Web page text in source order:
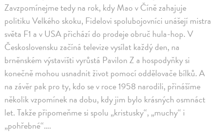
Zavzpomínejme tedy na rok, kdy Mao v Číně zahajuje
politiku Velkého skoku, Fidelovi spolubojovníci unášejí mistra
světa F1 a v USA přichází do prodeje obruč hula-hop. V
Československu začíná televize vysílat každý den, na
brněnském výstavišti vyrůstá Pavilon Z a hospodyňky si
konečně mohou usnadnit život pomocí oddělovače bílků. A
na závěr pak pro ty, kdo se v roce 1958 narodili, přinášíme
několik vzpomínek na dobu, kdy jim bylo krásných osmnáct
let. Takže připomeňme si spolu „kristusky“, „muchy“ i
„pohřebné“….